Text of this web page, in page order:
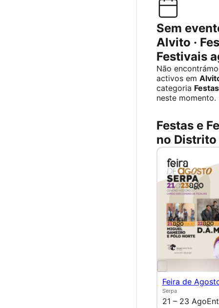
Sem
Alvito ·
Festivais
Não
activos em
categoria
neste momento.
Festas e
no Distrito
Feira de
Serpa
21 – 23 Ago